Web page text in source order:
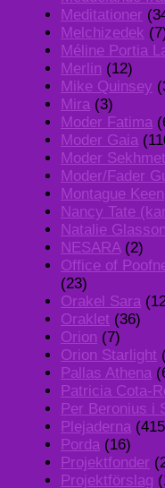
Meditationer
Melchizedek
Méline Portia
Merlin (12)
Mike Quinsey
Mira (3)
Moder Fatima
Moder Gaia
Moder Sekhmet
Moder/Fader
Montague Keen
Nancy Tate
Natalie Glasson
NESARA(2)
Office of
(23)
Orakel Sara
Oraklet (36)
Orion (7)
Orion Starlight
Pallas Athena
Patricia Cota-
Per Beronius i
Plejaderna
Porda (16)
Projektfonder
Projektförslag